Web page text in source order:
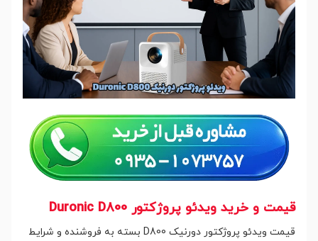
قیمت و خرید ویدئو پروژکتور Duronic D800
قیمت ویدئو پروژکتور دورنیک D800 بسته به فروشنده و شرایط